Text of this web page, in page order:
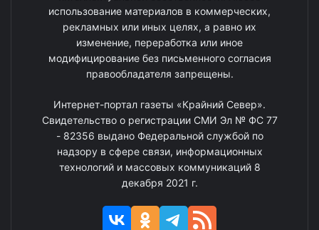
использование материалов в коммерческих,
рекламных или иных целях, а равно их
изменение, переработка или иное
модифицирование без письменного согласия
правообладателя запрещены.
Интернет-портал газеты «Крайний Север».
Свидетельство о регистрации СМИ Эл № ФС 77
- 82356 выдано Федеральной службой по
надзору в сфере связи, информационных
технологий и массовых коммуникаций 8
декабря 2021 г.